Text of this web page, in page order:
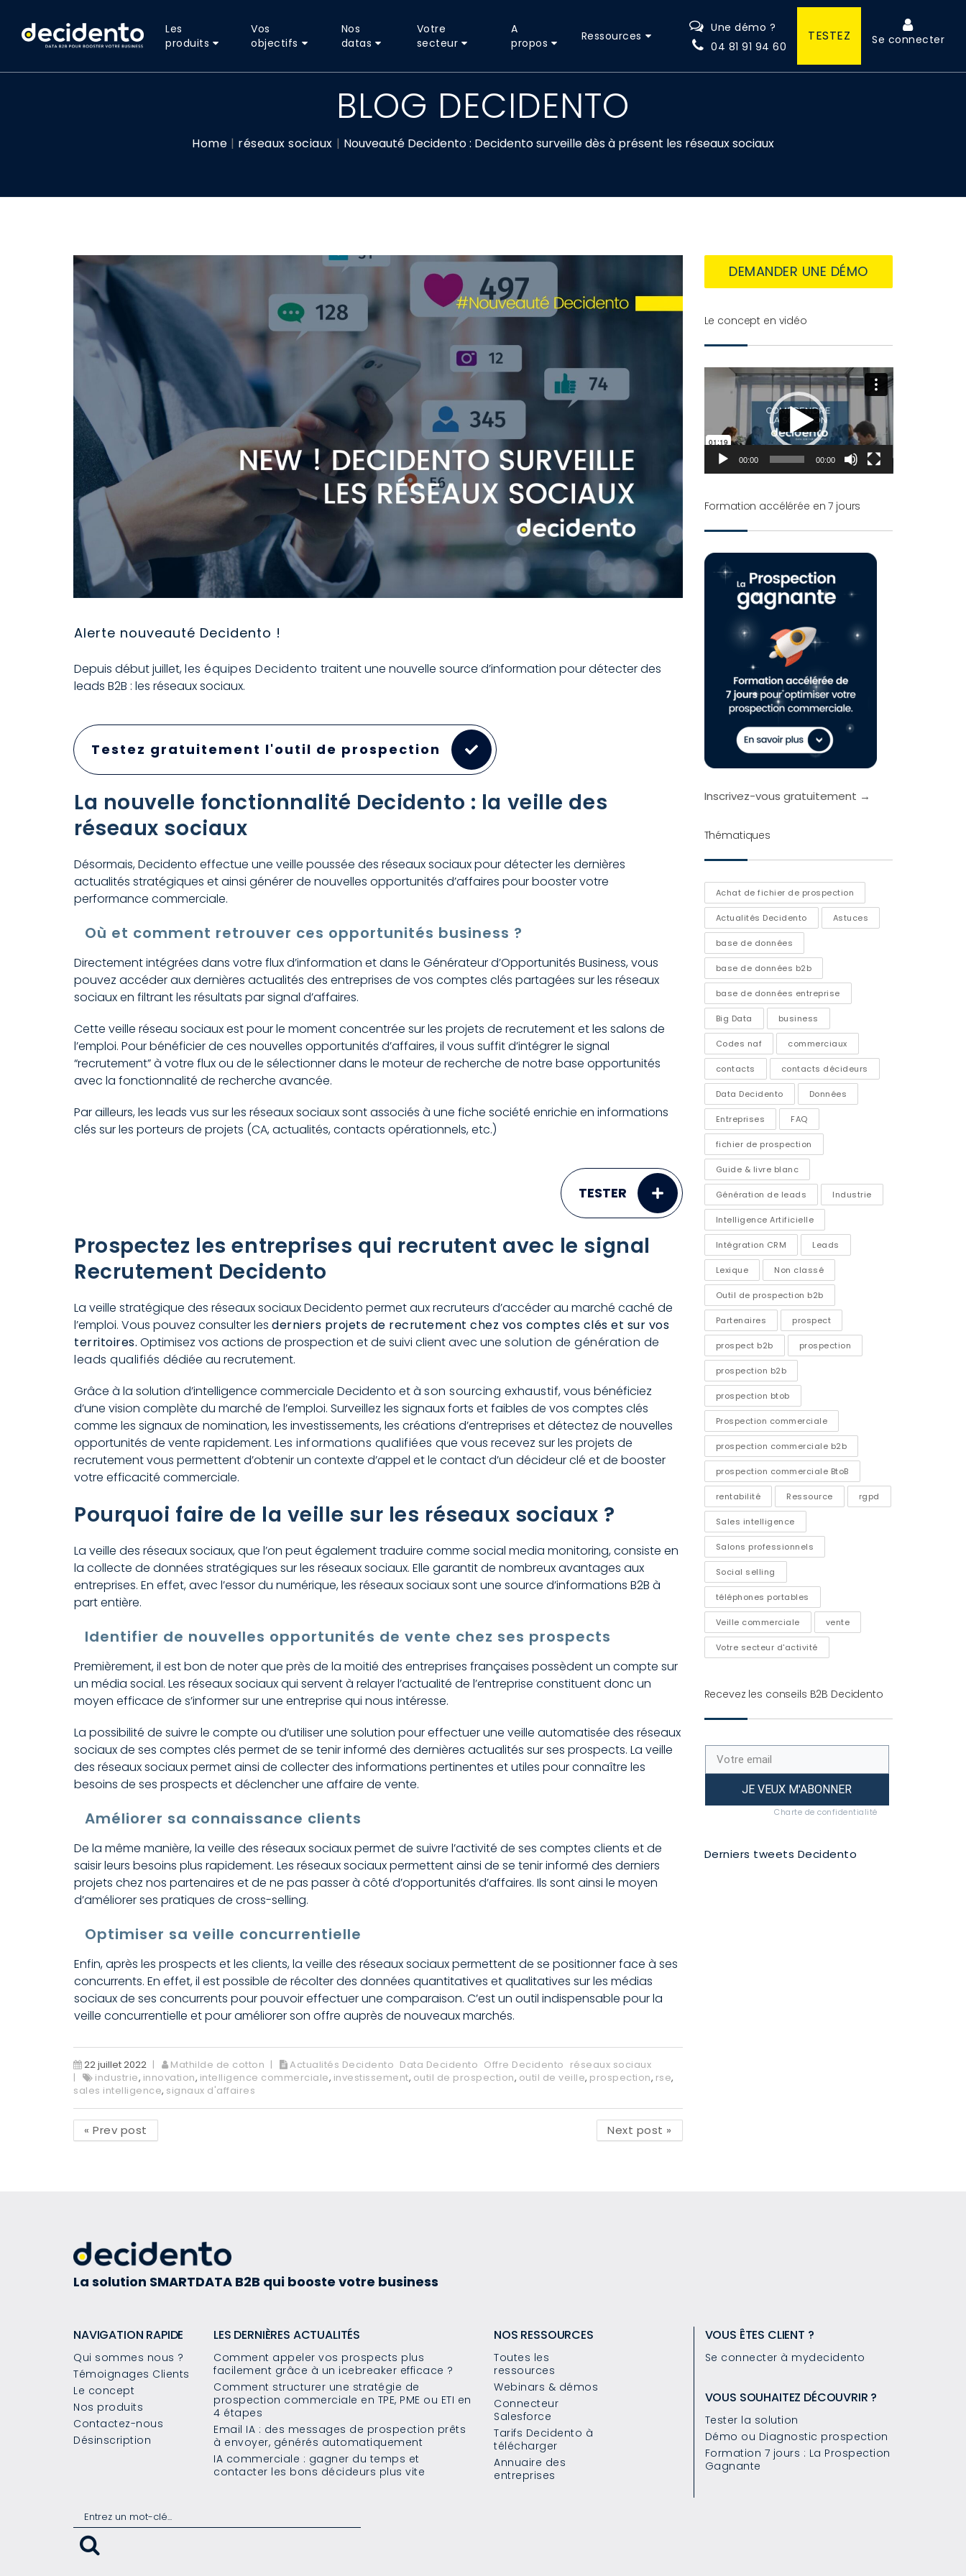
Les
produits
Vos
objectifs
Nos
datas
Votre
secteur
A
propos
Ressources
Une démo ?
04 81 91 94 60
TESTEZ Se connecter
BLOG DECIDENTO
Home réseaux sociaux Nouveauté Decidento : Decidento surveille dès à présent les réseaux sociaux
Alerte nouveauté Decidento !
Depuis début juillet,les équipes Decidento traitent une nouvelle source d’information pour détecter des
leads B2B : les réseaux sociaux.
Testez gratuitement l'outil de prospection
La nouvelle fonctionnalité Decidento : la veille des
réseaux sociaux
Désormais, Decidento effectue une veille poussée des réseaux sociaux pour détecter les dernières
actualités stratégiques et ainsi générer de nouvelles opportunités d’affaires pour booster votre
performance commerciale.
Où et comment retrouver ces opportunités business ?
Directement intégrées dans votre flux d’information et dans le Générateur d’Opportunités Business, vous
pouvez accéder aux dernières actualités des entreprises de vos comptes clés partagées sur les réseaux
sociaux en filtrant les résultats par signal d’affaires.
Cette veille réseau sociaux est pour le moment concentrée sur les projets de recrutement et les salons de
l’emploi. Pour bénéficier de ces nouvelles opportunités d’affaires, il vous suffit d’intégrer le signal
“recrutement” à votre flux ou de le sélectionner dans le moteur de recherche de notre base opportunités
avec la fonctionnalité de recherche avancée.
Par ailleurs, les leads vus sur les réseaux sociaux sont associés à une fiche société enrichie en informations
clés sur les porteurs de projets (CA, actualités, contacts opérationnels, etc.)
TESTER
Prospectez les entreprises qui recrutent avec le signal
Recrutement Decidento
La veille stratégique des réseaux sociaux Decidento permet aux recruteurs d’accéder au marché caché de
l’emploi. Vous pouvez consulter les derniers projets de recrutement chez vos comptes clés et sur vos
territoires. Optimisez vos actions de prospection et de suivi client avec une solution de génération de
leads qualifiés dédiée au recrutement.
Grâce à la solution d’intelligence commerciale Decidento et à son sourcing exhaustif, vous bénéficiez
d’une vision complète du marché de l’emploi. Surveillez les signaux forts et faibles de vos comptes clés
comme les signaux de nomination, les investissements, les créations d’entreprises et détectez de nouvelles
opportunités de vente rapidement. Les informations qualifiées que vous recevez sur les projets de
recrutement vous permettent d’obtenir un contexte d’appel et le contact d’un décideur clé et de booster
votre efficacité commerciale.
Pourquoi faire de la veille sur les réseaux sociaux ?
La veille des réseaux sociaux, que l’on peut également traduire comme social media monitoring, consiste en
la collecte de données stratégiques sur les réseaux sociaux. Elle garantit de nombreux avantages aux
entreprises. En effet, avec l’essor du numérique, les réseaux sociaux sont une source d’informations B2B à
part entière.
Identifier de nouvelles opportunités de vente chez ses prospects
Premièrement, il est bon de noter que près de la moitié des entreprises françaises possèdent un compte sur
un média social. Les réseaux sociaux qui servent à relayer l’actualité de l’entreprise constituent donc un
moyen efficace de s’informer sur une entreprise qui nous intéresse.
La possibilité de suivre le compte ou d’utiliser une solution pour effectuer une veille automatisée des réseaux
sociaux de ses comptes clés permet de se tenir informé des dernières actualités sur ses prospects. La veille
des réseaux sociaux permet ainsi de collecter des informations pertinentes et utiles pour connaître les
besoins de ses prospects et déclencher une affaire de vente.
Améliorer sa connaissance clients
De la même manière, la veille des réseaux sociaux permet de suivre l’activité de ses comptes clients et de
saisir leurs besoins plus rapidement. Les réseaux sociaux permettent ainsi de se tenir informé des derniers
projets chez nos partenaires et de ne pas passer à côté d’opportunités d’affaires. Ils sont ainsi le moyen
d’améliorer ses pratiques de cross-selling.
Optimiser sa veille concurrentielle
Enfin, après les prospects et les clients, la veille des réseaux sociaux permettent de se positionner face à ses
concurrents. En effet, il est possible de récolter des données quantitatives et qualitatives sur les médias
sociaux de ses concurrents pour pouvoir effectuer une comparaison. C’est un outil indispensable pour la
veille concurrentielle et pour améliorer son offre auprès de nouveaux marchés.
22 juillet 2022 Mathilde de cotton Actualités Decidento Data Decidento Offre Decidento réseaux sociaux
industrie, innovation, intelligence commerciale, investissement, outil de prospection, outil de veille, prospection, rse,
sales intelligence, signaux d'affaires
« Prev post Next post »
DEMANDER UNE DÉMO
Le concept en vidéo
Lecteur
vidéo
00:00 00:00
Formation accélérée en 7 jours
Inscrivez-vous gratuitement →
Thématiques
Achat de fichier de prospection
Actualités Decidento Astuces
base de données
base de données b2b
base de données entreprise
Big Data business
Codes naf commerciaux
contacts contacts décideurs
Data Decidento Données
Entreprises FAQ
fichier de prospection
Guide & livre blanc
Génération de leads Industrie
Intelligence Artificielle
Intégration CRM Leads
Lexique Non classé
Outil de prospection b2b
Partenaires prospect
prospect b2b prospection
prospection b2b
prospection btob
Prospection commerciale
prospection commerciale b2b
prospection commerciale BtoB
rentabilité Ressource rgpd
Sales intelligence
Salons professionnels
Social selling
téléphones portables
Veille commerciale vente
Votre secteur d'activité
Recevez les conseils B2B Decidento
JE VEUX M'ABONNER
Charte de confidentialité
Derniers tweets Decidento
La solution SMARTDATA B2B qui booste votre business
NAVIGATION RAPIDE
Qui sommes nous ?
Témoignages Clients
Le concept
Nos produits
Contactez-nous
Désinscription
LES DERNIÈRES ACTUALITÉS
Comment appeler vos prospects plus
facilement grâce à un icebreaker efficace ?
Comment structurer une stratégie de
prospection commerciale en TPE, PME ou ETI en
4 étapes
Email IA : des messages de prospection prêts
à envoyer, générés automatiquement
IA commerciale : gagner du temps et
contacter les bons décideurs plus vite
NOS RESSOURCES
Toutes les
ressources
Webinars & démos
Connecteur
Salesforce
Tarifs Decidento à
télécharger
Annuaire des
entreprises
VOUS ÊTES CLIENT ?
Se connecter à mydecidento
VOUS SOUHAITEZ DÉCOUVRIR ?
Tester la solution
Démo ou Diagnostic prospection
Formation 7 jours : La Prospection
Gagnante